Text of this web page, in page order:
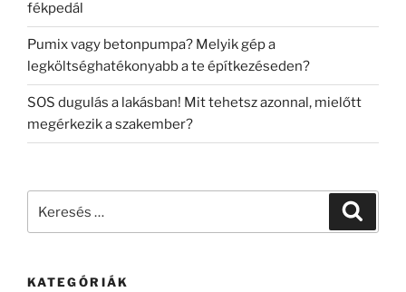
fékpedál
Pumix vagy betonpumpa? Melyik gép a
legköltséghatékonyabb a te építkezéseden?
SOS dugulás a lakásban! Mit tehetsz azonnal, mielőtt
megérkezik a szakember?
KATEGÓRIÁK